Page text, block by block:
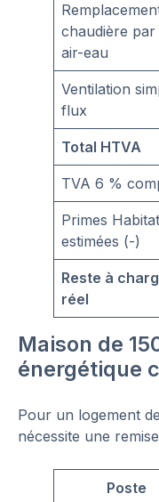
chaudière par
air-eau
Ventilation
flux
Total HTVA
TVA 6 %
Primes
estimées (-)
Reste à
réel
Maison de
énergétique
Pour un logement
nécessite une
Poste